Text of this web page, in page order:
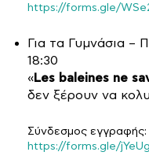
https://forms.gle/
Για τα Γυμνάσια –
18:30
«Les baleines ne
δεν ξέρουν να
Σύνδεσμος εγγραφής:
https://forms.gle/